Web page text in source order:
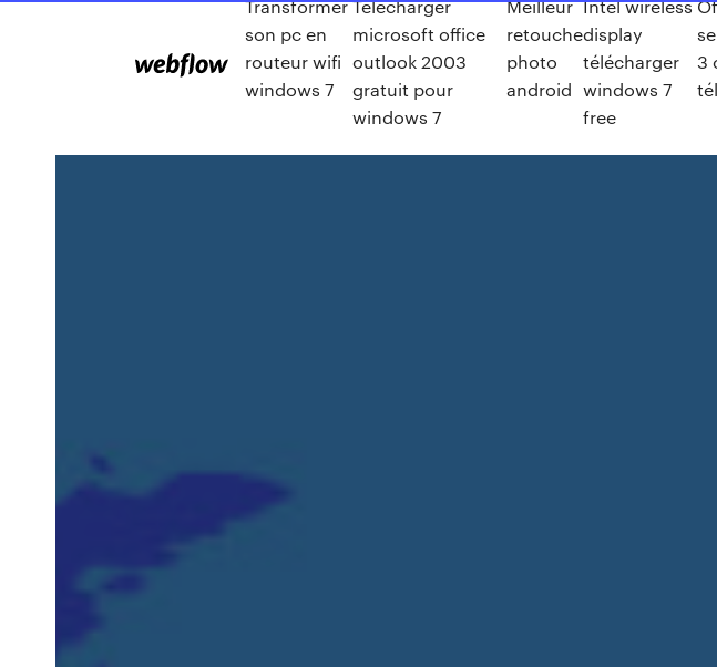
Transformer
son pc en
routeur wifi
windows 7
Telecharger
microsoft office
outlook 2003
gratuit pour
windows 7
Meilleur
retouche
photo
android
Intel wireless
display
télécharger
windows 7
free
3